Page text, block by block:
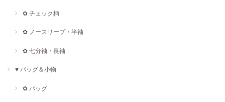
✿ チェック柄
✿ ノースリープ・半袖
✿ 七分袖・長袖
♥ バッグ＆小物
✿ バッグ